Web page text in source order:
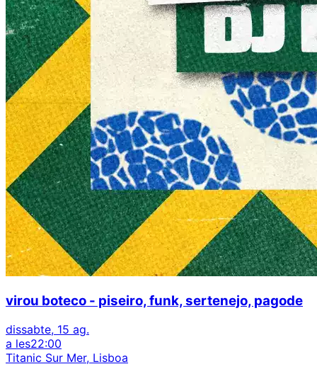
virou boteco - piseiro, funk, sertenejo, pagode
dissabte, 15 ag.
a les22:00
Titanic Sur Mer, Lisboa